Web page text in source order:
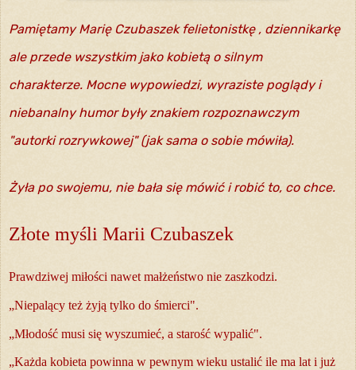
Pamiętamy Marię Czubaszek felietonistkę , dziennikarkę
ale przede wszystkim jako kobietą o silnym
charakterze. Mocne wypowiedzi, wyraziste poglądy i
niebanalny humor były znakiem rozpoznawczym
"autorki rozrywkowej" (jak sama o sobie mówiła).
Żyła po swojemu, nie bała się mówić i robić to, co chce.
Złote myśli Marii Czubaszek
Prawdziwej miłości nawet małżeństwo nie zaszkodzi.
„Niepalący też żyją tylko do śmierci".
„Młodość musi się wyszumieć, a starość wypalić".
„Każda kobieta powinna w pewnym wieku ustalić ile ma lat i już